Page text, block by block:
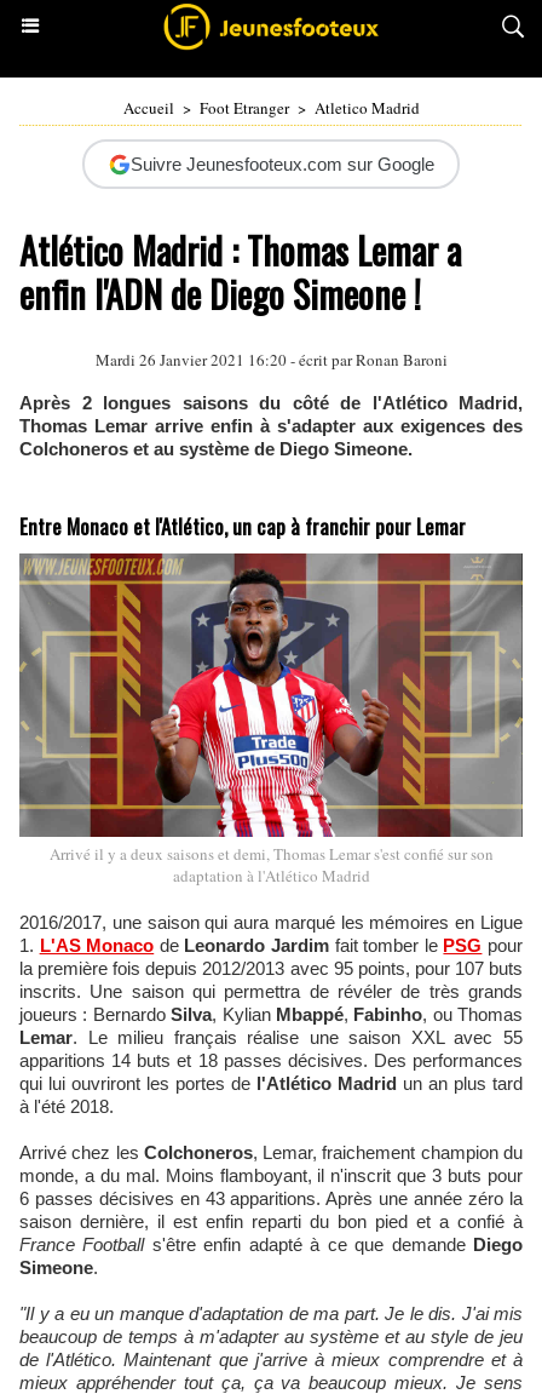
Accueil > Foot Etranger > Atletico Madrid
Suivre Jeunesfooteux.com sur Google
Atlético Madrid : Thomas Lemar a
enfin l'ADN de Diego Simeone !
Mardi 26 Janvier 2021 16:20 - écrit parRonan Baroni
Après 2 longues saisons du côté de l'Atlético Madrid,
Thomas Lemar arrive enfin à s'adapter aux exigences des
Colchoneros et au système de Diego Simeone.
Entre Monaco et l'Atlético, un cap à franchir pour Lemar
Arrivé il y a deux saisons et demi, Thomas Lemar s'est confié sur son
adaptation à l'Atlético Madrid
2016/2017, une saison qui aura marqué les mémoires en Ligue
1. L'AS Monaco de Leonardo Jardim fait tomber le PSG pour
la première fois depuis 2012/2013 avec 95 points, pour 107 buts
inscrits. Une saison qui permettra de révéler de très grands
joueurs : BernardoSilva, Kylian Mbappé, Fabinho, ou Thomas
Lemar. Le milieu français réalise une saison XXL avec 55
apparitions 14 buts et 18 passes décisives. Des performances
qui lui ouvriront les portes de l'Atlético Madrid un an plus tard
à l'été 2018.
Arrivé chez les Colchoneros, Lemar, fraichement champion du
monde, a du mal. Moins flamboyant, il n'inscrit que 3 buts pour
6 passes décisives en 43 apparitions. Après une année zéro la
saison dernière, il est enfin reparti du bon pied et a confié à
France Footballs'être enfin adapté à ce que demande Diego
Simeone.
"Il y a eu un manque d'adaptation de ma part. Je le dis. J'ai mis
beaucoup de temps à m'adapter au système et au style de jeu
de l'Atlético. Maintenant que j'arrive à mieux comprendre et à
mieux appréhender tout ça, ça va beaucoup mieux. Je sens